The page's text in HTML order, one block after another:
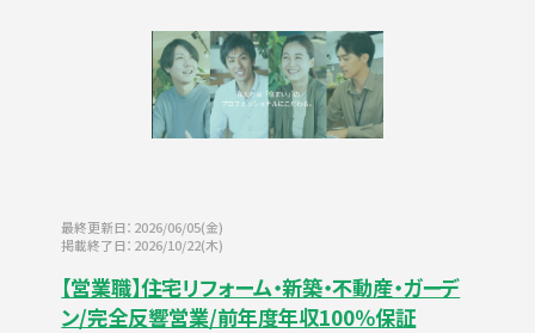
最終更新日：2026/06/05(金)
掲載終了日：2026/10/22(木)
【営業職】住宅リフォーム・新築・不動産・ガーデ
ン/完全反響営業/前年度年収100％保証